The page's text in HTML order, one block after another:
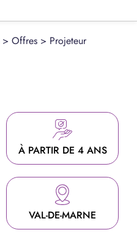
> Offres > Projeteur
À PARTIR DE 4 ANS
VAL-DE-MARNE